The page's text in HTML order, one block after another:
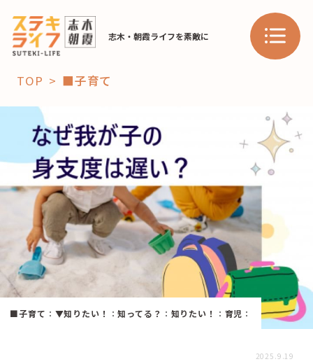
志木・朝霞ライフを素敵に
子育て
おすすめ
スポット 学び・教育
「場」
HAREL HAREL
活用事例
TOP ■子育て
■子育て ： ▼知りたい！ ：知ってる？ ： 知りたい！ ： 育児 ：
2025.9.19